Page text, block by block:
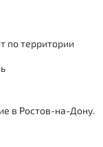
по территории
в Ростов-на-Дону.